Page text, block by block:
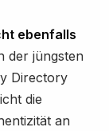
ebenfalls
der jüngsten
Directory
die
an